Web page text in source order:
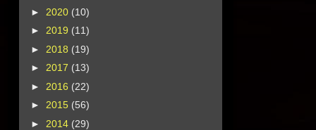
► 2020 (10)
► 2019 (11)
► 2018 (19)
► 2017 (13)
► 2016 (22)
► 2015 (56)
► 2014 (29)